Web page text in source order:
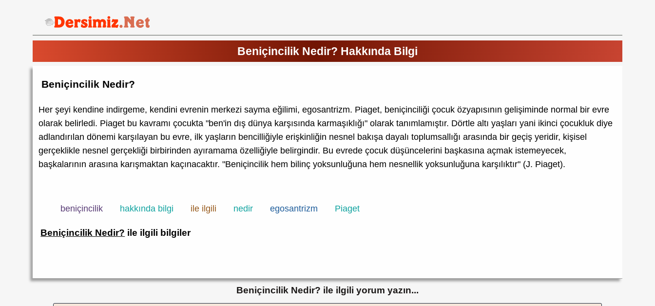
Beniçincilik Nedir? Hakkında Bilgi
Beniçincilik Nedir?
Her şeyi kendine indirgeme, kendini evrenin merkezi sayma eğilimi, egosantrizm. Piaget, beniçinciliği çocuk özyapısının gelişiminde normal bir evre
olarak belirledi. Piaget bu kavramı çocukta "ben'in dış dünya karşısında karmaşıklığı" olarak tanımlamıştır. Dörtle altı yaşları yani ikinci çocukluk diye
adlandırılan dönemi karşılayan bu evre, ilk yaşların bencilliğiyle erişkinliğin nesnel bakışa dayalı toplumsallığı arasında bir geçiş yeridir, kişisel
gerçeklikle nesnel gerçekliği birbirinden ayıramama özelliğiyle belirgindir. Bu evrede çocuk düşüncelerini başkasına açmak istemeyecek,
başkalarının arasına karışmaktan kaçınacaktır. "Beniçincilik hem bilinç yoksunluğuna hem nesnellik yoksunluğuna karşılıktır" (J. Piaget).
beniçincilik hakkında bilgi ile ilgili nedir egosantrizm Piaget
Beniçincilik Nedir? ile ilgili bilgiler
Beniçincilik Nedir? ile ilgili yorum yazın...